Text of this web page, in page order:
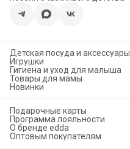
Детская посуда и аксессуары
Игрушки
Гигиена и уход для малыша
Товары для мамы
Новинки
Подарочные карты
Программа лояльности
О бренде edda
Оптовым покупателям